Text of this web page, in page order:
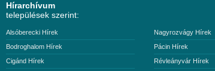
Hírarchívum
települések szerint:
Alsóberecki Hírek
Bodroghalom Hírek
Cigánd Hírek
Nagyrozvágy Hírek
Pácin Hírek
Révleányvár Hírek